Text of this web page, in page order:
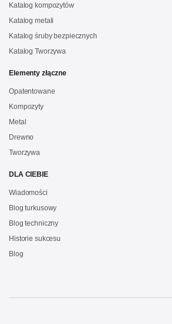
Katalog kompozytów
Katalog metali
Katalog śruby bezpiecznych
Katalog Tworzywa
Elementy złączne
Opatentowane
Kompozyty
Metal
Drewno
Tworzywa
DLA CIEBIE
Wiadomości
Blog turkusowy
Blog techniczny
Historie sukcesu
Blog